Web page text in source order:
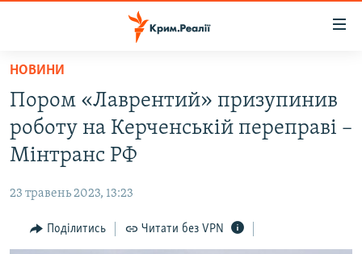
Перейти
основного
матеріалу
Перейти
до
основної
навігації
Перейти
до
ВОДА.КРИМ
ВІДЕО ТА ФОТО
БЛОГИ
ПОГЛЯД
НОВИНИ
Пором «Лаврентий» призупинив
роботу на Керченській переправі –
Мінтранс РФ
23 травень 2023, 13:23
Поділитись Читати без VPN